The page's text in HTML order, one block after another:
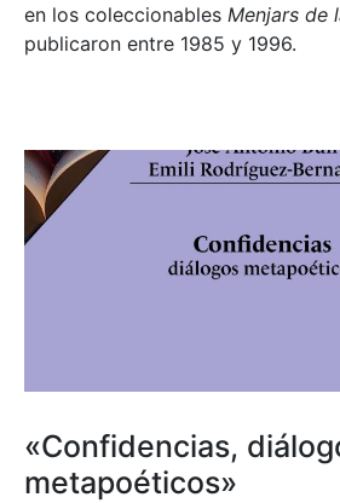
en los coleccionables Menjars de
publicaron entre 1985 y 1996.
«Confidencias,
metapoéticos»